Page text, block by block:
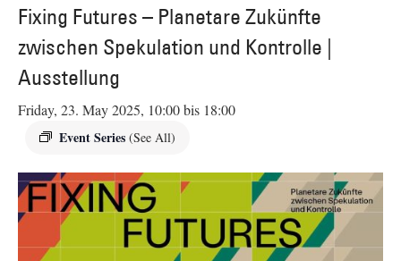
Fixing Futures – Planetare Zukünfte
zwischen Spekulation und Kontrolle |
Ausstellung
Friday, 23. May 2025, 10:00bis 18:00
Event Series (See All)